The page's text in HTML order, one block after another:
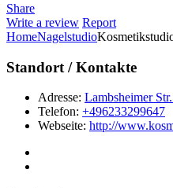
Share
Write a review Report
HomeNagelstudio
Standort / Kontakte
Adresse: Lambsheimer
Telefon: +496233299647
Webseite: http://